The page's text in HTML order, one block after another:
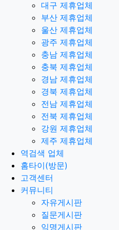
대구 제휴업체
부산 제휴업체
울산 제휴업체
광주 제휴업체
충남 제휴업체
충북 제휴업체
경남 제휴업체
경북 제휴업체
전남 제휴업체
전북 제휴업체
강원 제휴업체
제주 제휴업체
역검색 업체
홈타이(방문)
고객센터
커뮤니티
자유게시판
질문게시판
익명게시판